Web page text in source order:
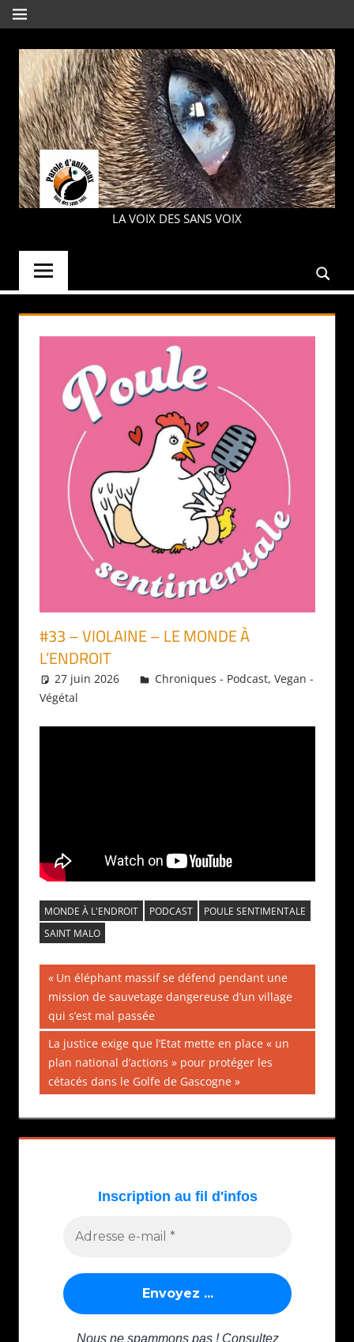
Aller
au
contenu
MENU
PAROLE
LA VOIX DES SANS VOIX
#33 – VIOLAINE – LE MONDE À
L’ENDROIT
27 juin 2026 Daniel
Chroniques - Podcast, Vegan -
Végétal
MONDE À L'ENDROIT PODCAST
POULE SENTIMENTALE
SAINT MALO
Navigation
de
l’article
Publication
précédente :
Un éléphant massif se défend pendant une
mission de sauvetage dangereuse d’un village
qui s’est mal passée
Publication
suivante :
La justice exige que l’Etat mette en place « un
plan national d’actions » pour protéger les
cétacés dans le Golfe de Gascogne